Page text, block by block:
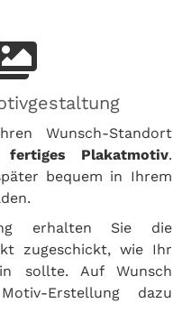
Wunsch-Standort
fertiges Plakatmotiv.
bequem in Ihrem
erhalten Sie die
zugeschickt, wie Ihr
sollte. Auf Wunsch
Erstellung dazu